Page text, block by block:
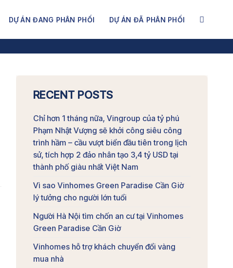
DỰ ÁN ĐANG PHÂN PHỐI DỰ ÁN ĐÃ PHÂN PHỐI
RECENT POSTS
Chỉ hơn 1 tháng nữa, Vingroup của tỷ phú
Phạm Nhật Vượng sẽ khởi công siêu công
trình hầm – cầu vượt biển đầu tiên trong lịch
sử, tích hợp 2 đảo nhân tạo 3,4 tỷ USD tại
thành phố giàu nhất Việt Nam
Vì sao Vinhomes Green Paradise Cần Giờ
lý tưởng cho người lớn tuổi
Người Hà Nội tìm chốn an cư tại Vinhomes
Green Paradise Cần Giờ
Vinhomes hỗ trợ khách chuyển đổi vàng
mua nhà